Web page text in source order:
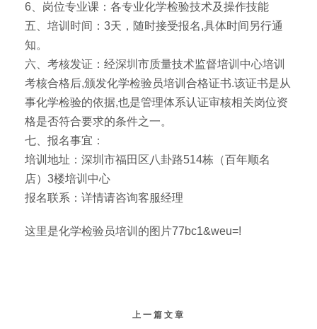
6、岗位专业课：各专业化学检验技术及操作技能
五、培训时间：3天，随时接受报名,具体时间另行通
知。
六、考核发证：经深圳市质量技术监督培训中心培训
考核合格后,颁发化学检验员培训合格证书.该证书是从
事化学检验的依据,也是管理体系认证审核相关岗位资
格是否符合要求的条件之一。
七、报名事宜：
培训地址：深圳市福田区八卦路514栋（百年顺名
店）3楼培训中心
报名联系：详情请咨询客服经理
这里是化学检验员培训的图片77bc1&weu=!
上一篇文章